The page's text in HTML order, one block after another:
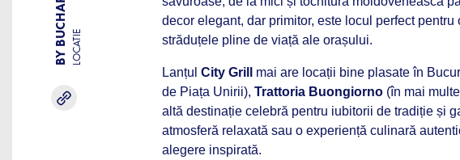
LOCATIE
decor elegant, dar primitor, este locul perfect
străduțele pline de viață ale orașului.
Lanțul City Grill mai are locații bine plasate în
de Piața Unirii), Trattoria Buongiorno (în mai
altă destinație celebră pentru iubitorii de tradiție și
atmosferă relaxată sau o experiență culinară
alegere inspirată.